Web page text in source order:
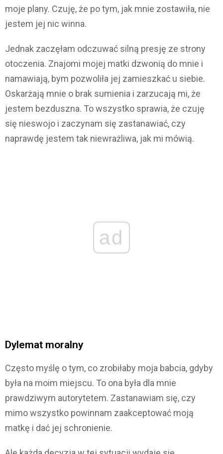
moje plany. Czuję, że po tym, jak mnie zostawiła, nie
jestem jej nic winna.
Jednak zaczęłam odczuwać silną presję ze strony
otoczenia. Znajomi mojej matki dzwonią do mnie i
namawiają, bym pozwoliła jej zamieszkać u siebie.
Oskarżają mnie o brak sumienia i zarzucają mi, że
jestem bezduszna. To wszystko sprawia, że czuję
się nieswojo i zaczynam się zastanawiać, czy
naprawdę jestem tak niewrażliwa, jak mi mówią.
ad
Dylemat moralny
Często myślę o tym, co zrobiłaby moja babcia, gdyby
była na moim miejscu. To ona była dla mnie
prawdziwym autorytetem. Zastanawiam się, czy
mimo wszystko powinnam zaakceptować moją
matkę i dać jej schronienie.